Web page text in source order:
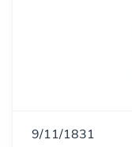
9/11/1831